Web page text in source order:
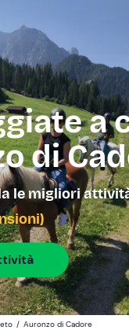
a
di
le migliori
/ Auronzo di Cadore